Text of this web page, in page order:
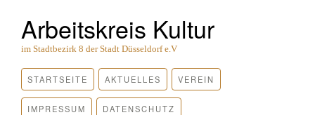
Arbeitskreis Kultur
im Stadtbezirk 8 der Stadt Düsseldorf e.V
STARTSEITE AKTUELLES VEREIN
IMPRESSUM DATENSCHUTZ